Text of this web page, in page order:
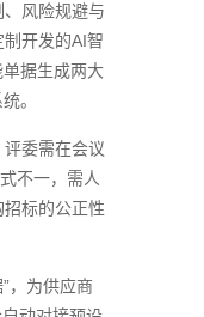
风险规避与
开发的AI智
据生成两大
。
委需在会议
不一，需人
标的公正性
，为供应商